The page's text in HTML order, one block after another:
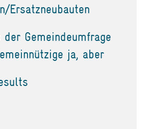
Ersatzneubauten
Gemeindeumfrage
ja, aber